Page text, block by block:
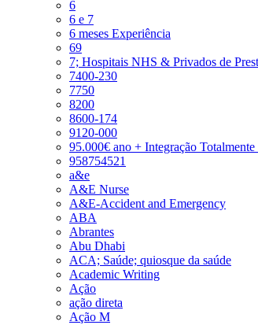
6
6 e 7
6 meses Experiência
69
7; Hospitais NHS & Privados de
7400-230
7750
8200
8600-174
9120-000
95.000€ ano + Integração
958754521
a&e
A&E Nurse
A&E-Accident and Emergency
ABA
Abrantes
Abu Dhabi
ACA; Saúde; quiosque da saúde
Academic Writing
Ação
ação direta
Ação M